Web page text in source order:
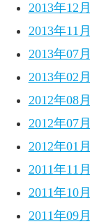
2013年12
2013年11
2013年07
2013年02
2012年08
2012年07
2012年01
2011年11
2011年10
2011年09